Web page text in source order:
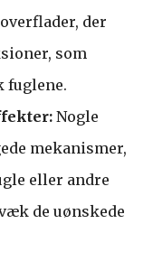
der
som
Nogle
mekanismer,
eller andre
de uønskede